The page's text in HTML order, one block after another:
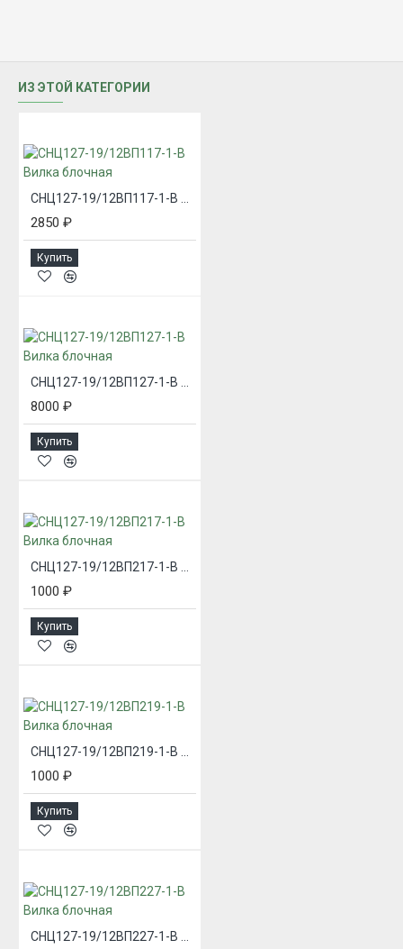
ИЗ ЭТОЙ КАТЕГОРИИ
2850 ₽
Купить
СНЦ127-19/12ВП127-1-В Вилка блочная
8000 ₽
Купить
СНЦ127-19/12ВП217-1-В Вилка блочная
1000 ₽
Купить
1000 ₽
Купить